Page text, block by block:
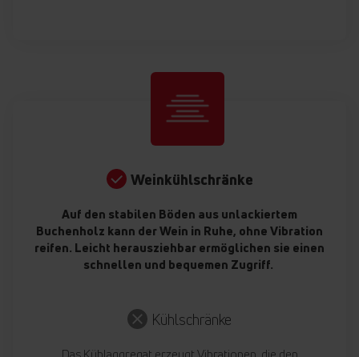
Weinkühlschränke
Auf den stabilen Böden aus unlackiertem
Buchenholz kann der Wein in Ruhe, ohne Vibration
reifen. Leicht herausziehbar ermöglichen sie einen
schnellen und bequemen Zugriff.
Kühlschränke